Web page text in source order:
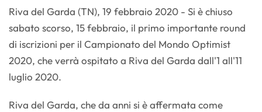
Riva del Garda (TN), 19 febbraio 2020 - Si è chiuso
sabato scorso, 15 febbraio, il primo importante round
di iscrizioni per il Campionato del Mondo Optimist
2020, che verrà ospitato a Riva del Garda dall'1 all'11
luglio 2020.
Riva del Garda, che da anni si è affermata come